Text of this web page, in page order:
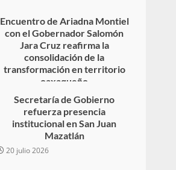
Encuentro de Ariadna Montiel
con el Gobernador Salomón
Jara Cruz reafirma la
consolidación de la
transformación en territorio
oaxaqueño
30 julio 2026
Secretaría de Gobierno
refuerza presencia
institucional en San Juan
Mazatlán
20 julio 2026